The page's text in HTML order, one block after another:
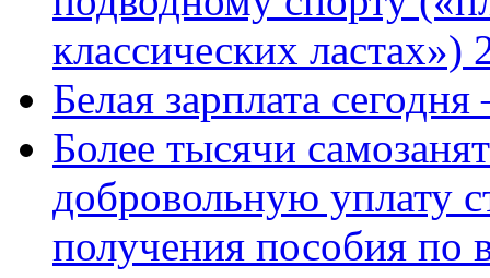
классических ластах»)
Белая зарплата
Более тысячи
добровольную уплату
получения пособия по